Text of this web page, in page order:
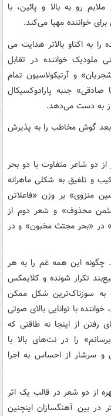
رو به بالا و پائین، با
خواننده مهیا می‌کند.
را به اکتاو بالاتر هدایت می
ملودیک خواننده در تقابل
و آرتیکولاسیون تمام
جنبه پارادوکسیکال
به دست می‌دهد.
بعد گوش مخاطب را به پذیرش
دو شاعر متفاوت با دو بحر
و تلفیق به شکلی ماهرانه
منزوی» بر وزن «فاعلاتن
محذوف» و شعر دوم از
در «بحر مجتث مخبون» و در
چگونه این همه غم را به هر
تکرار شونده و کلایمکس
به سوزناک‌ترین شکل ممکن
با توانایی بالای صوتی
از اینجا نه طاقتی که
را در نت‌های بالا با
و سرشار از احساس به اجرا
از دو شعر در قالب یک اثر
در بین آهنگسازان اینچنین